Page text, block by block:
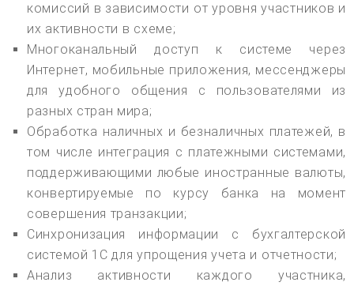
комиссий в зависимости от уровня участников и
их активности в схеме;
Многоканальный доступ к системе через
Интернет, мобильные приложения, мессенджеры
для удобного общения с пользователями из
разных стран мира;
Обработка наличных и безналичных платежей, в
том числе интеграция с платежными системами,
поддерживающими любые иностранные валюты,
конвертируемые по курсу банка на момент
совершения транзакции;
Синхронизация информации с бухгалтерской
системой 1С для упрощения учета и отчетности;
Анализ активности каждого участника,